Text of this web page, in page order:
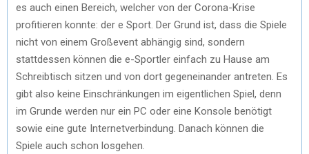
es auch einen Bereich, welcher von der Corona-Krise
profitieren konnte: der e Sport. Der Grund ist, dass die Spiele
nicht von einem Großevent abhängig sind, sondern
stattdessen können die e-Sportler einfach zu Hause am
Schreibtisch sitzen und von dort gegeneinander antreten. Es
gibt also keine Einschränkungen im eigentlichen Spiel, denn
im Grunde werden nur ein PC oder eine Konsole benötigt
sowie eine gute Internetverbindung. Danach können die
Spiele auch schon losgehen.